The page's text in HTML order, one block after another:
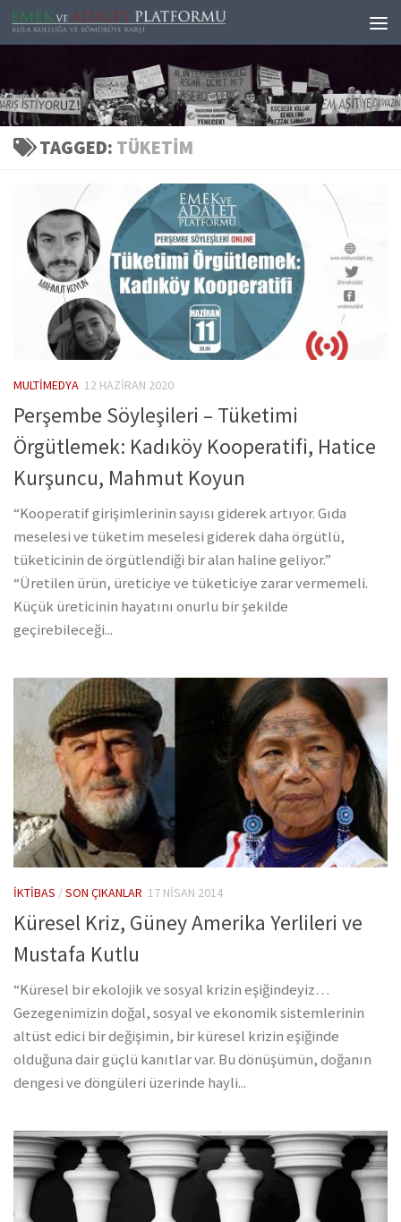
Skip to content
TAGGED: TÜKETIM
MULTIMEDYA 12 HAZIRAN 2020
Perşembe Söyleşileri – Tüketimi
Örgütlemek: Kadıköy Kooperatifi, Hatice
Kurşuncu, Mahmut Koyun
“Kooperatif girişimlerinin sayısı giderek artıyor. Gıda
meselesi ve tüketim meselesi giderek daha örgütlü,
tüketicinin de örgütlendiği bir alan haline geliyor.”
“Üretilen ürün, üreticiye ve tüketiciye zarar vermemeli.
Küçük üreticinin hayatını onurlu bir şekilde
geçirebileceği...
İKTIBAS /SON ÇIKANLAR 17 NISAN 2014
Küresel Kriz, Güney Amerika Yerlileri ve
Mustafa Kutlu
“Küresel bir ekolojik ve sosyal krizin eşiğindeyiz…
Gezegenimizin doğal, sosyal ve ekonomik sistemlerinin
altüst edici bir değişimin, bir küresel krizin eşiğinde
olduğuna dair güçlü kanıtlar var. Bu dönüşümün, doğanın
dengesi ve döngüleri üzerinde hayli...